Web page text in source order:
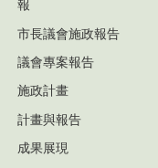
報
市長議會施政報告
議會專案報告
施政計畫
計畫與報告
成果展現